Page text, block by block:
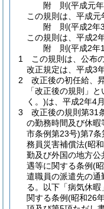
附 則(平成元
この規則は、平成元
附 則(平成2年
この規則は、平成2
附 則(平成2年
1
この規則は、公布
改正規定は、平成3
2
改正後の初任給、
「改正後の規則」と
く。)は、平成2年4
3
改正後の規則第31
の勤務時間及び休暇
市条例第23号)第7条
務員災害補償法(昭
勤及び外国の地方
遇等に関する条例(
遣職員の派遣先の
る。以下「病気休暇
関する条例(昭和26